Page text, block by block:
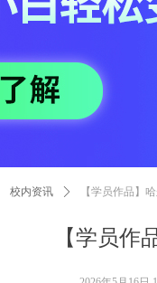
【学员
校内资讯 ꄲ 【学员作品】